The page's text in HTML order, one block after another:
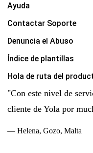
Ayuda
Contactar Soporte
Denuncia el Abuso
Índice de plantillas
Hola de ruta del
"Con este nivel de
cliente de Yola por
— Helena, Gozo, Malta